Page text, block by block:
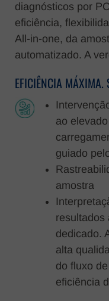
diagnósticos por
eficiência,
All-in-one, da
automatizado. A
EFICIÊNCIA MÁXIMA.
ao
guiado
amostra
resultados
dedicado.
alta
do fluxo
eficiência